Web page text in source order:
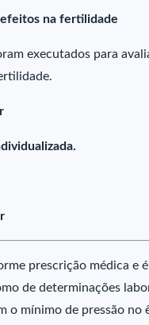
na fertilidade
executados para
prescrição médica e
de determinações
o mínimo de pressão no